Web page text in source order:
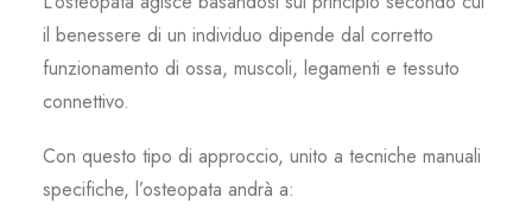
il benessere di un individuo dipende dal corretto
funzionamento di ossa, muscoli, legamenti e tessuto
connettivo.
Con questo tipo di approccio, unito a tecniche manuali
specifiche, l’osteopata andrà a: